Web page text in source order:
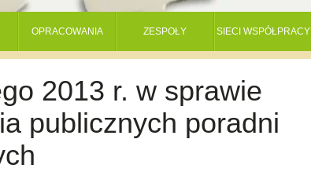
OPRACOWANIA ZESPOŁY SIECI WSPÓŁPRACY
2013 r. w sprawie
publicznych poradni